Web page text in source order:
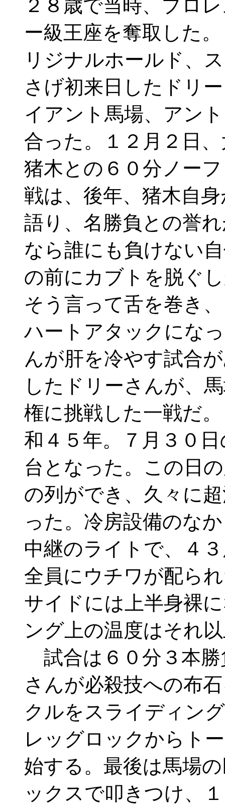
２８歳で当時、プロ
ー級王座を奪取した
リジナルホールド、
さげ初来日したドリ
イアント馬場、アン
合った。１２月２日
猪木との６０分ノー
戦は、後年、猪木自
語り、名勝負との誉
なら誰にも負けない
の前にカブトを脱ぐ
そう言って舌を巻
ハートアタックにな
んが肝を冷やす試合
したドリーさんが、
権に挑戦した一戦だ
和４５年。７月３０
台となった。この日
の列ができ、久々に
った。冷房設備のな
中継のライトで、４
全員にウチワが配ら
サイドには上半身裸
ング上の温度はそれ
試合は６０分３本勝
さんが必殺技への布
クルをスライディン
レッグロックからト
始する。最後は馬場
ックスで叩きつけ、